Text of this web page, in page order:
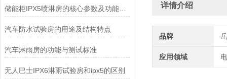
储能柜IPX5喷淋房的核心参数及功能特点
汽车防水试验房的用途及结构特点
汽车淋雨房的功能与测试标准
无人巴士IPX6淋雨试验房和ipx5的区别
详情介绍
品牌
应用领域